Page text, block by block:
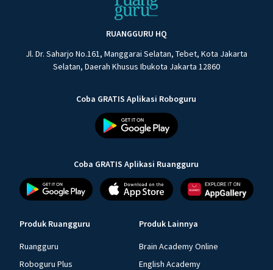
RUANGGURU HQ
Jl. Dr. Saharjo No.161, Manggarai Selatan, Tebet, Kota Jakarta
Selatan, Daerah Khusus Ibukota Jakarta 12860
Coba GRATIS Aplikasi Roboguru
Coba GRATIS Aplikasi Ruangguru
Produk Ruangguru
Ruangguru
Roboguru Plus
Produk Lainnya
Brain Academy Online
English Academy